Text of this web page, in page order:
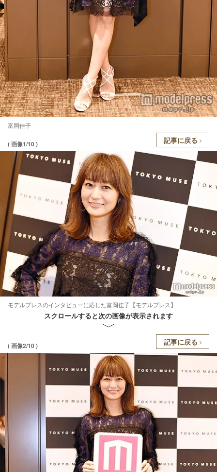
富岡佳子
( 画像1/10 ) 記事に戻る
モデルプレスのインタビューに応じた富岡佳子【モデルプレス】
スクロールすると次の画像が表示されます
( 画像2/10 ) 記事に戻る